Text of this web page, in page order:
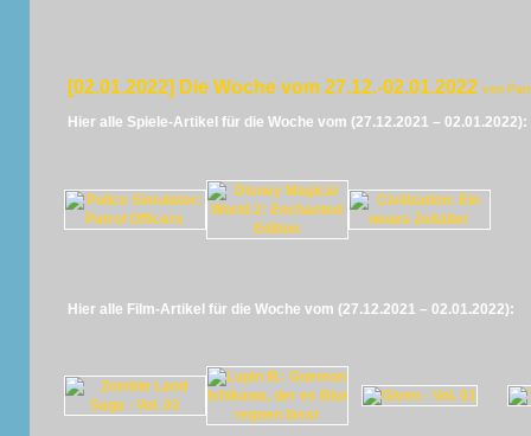
[02.01.2022] Die Woche vom 27.12.-02.01.2022 von
Hier alle Spiele-Artikel für die Woche vom (27.12.2021 – 02.01.2022):
Hier alle Film-Artikel für die Woche vom (27.12.2021 – 02.01.2022):